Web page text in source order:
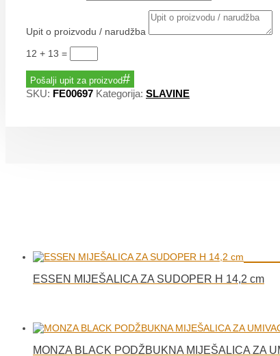
Upit o proizvodu / narudžba
12 + 13 =
Pošalji upit za proizvod
SKU: FE00697 Kategorija: SLAVINE
ESSEN MIJEŠALICA ZA SUDOPER H 14,2 cm
MONZA BLACK PODŽBUKNA MIJEŠALICA ZA